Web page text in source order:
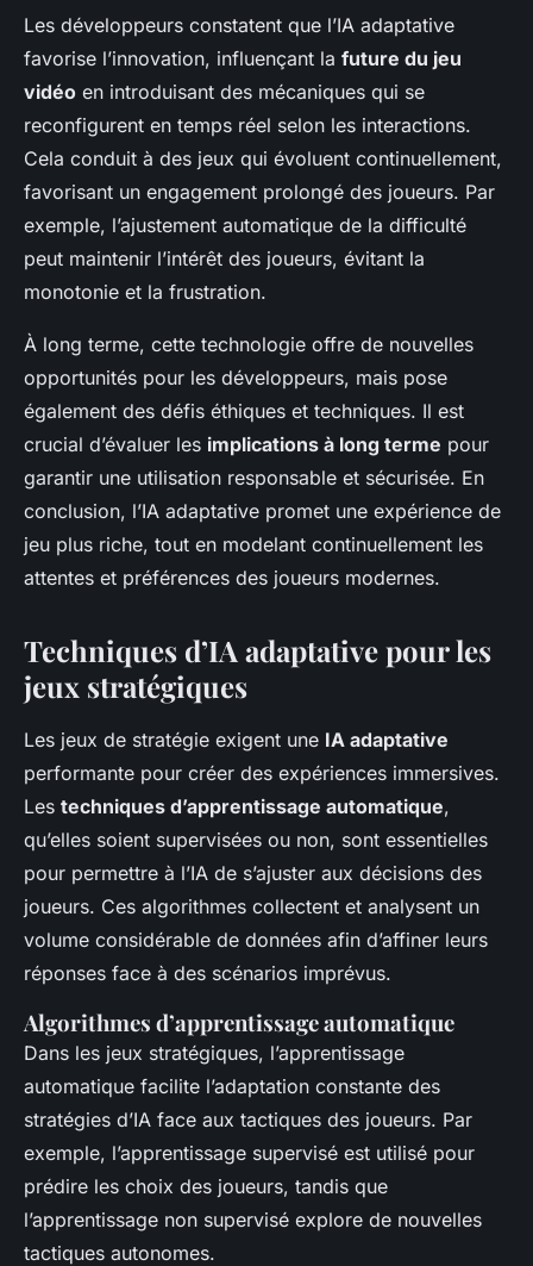
Les développeurs constatent que l’IA adaptative
favorise l’innovation, influençant la future du jeu
vidéo en introduisant des mécaniques qui se
reconfigurent en temps réel selon les interactions.
Cela conduit à des jeux qui évoluent continuellement,
favorisant un engagement prolongé des joueurs. Par
exemple, l’ajustement automatique de la difficulté
peut maintenir l’intérêt des joueurs, évitant la
monotonie et la frustration.
À long terme, cette technologie offre de nouvelles
opportunités pour les développeurs, mais pose
également des défis éthiques et techniques. Il est
crucial d’évaluer les implications à long terme pour
garantir une utilisation responsable et sécurisée. En
conclusion, l’IA adaptative promet une expérience de
jeu plus riche, tout en modelant continuellement les
attentes et préférences des joueurs modernes.
Techniques d’IA adaptative pour les
jeux stratégiques
Les jeux de stratégie exigent une IA adaptative
performante pour créer des expériences immersives.
Les techniques d’apprentissage automatique,
qu’elles soient supervisées ou non, sont essentielles
pour permettre à l’IA de s’ajuster aux décisions des
joueurs. Ces algorithmes collectent et analysent un
volume considérable de données afin d’affiner leurs
réponses face à des scénarios imprévus.
Algorithmes d’apprentissage automatique
Dans les jeux stratégiques, l’apprentissage
automatique facilite l’adaptation constante des
stratégies d’IA face aux tactiques des joueurs. Par
exemple, l’apprentissage supervisé est utilisé pour
prédire les choix des joueurs, tandis que
l’apprentissage non supervisé explore de nouvelles
tactiques autonomes.